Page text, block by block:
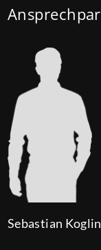
Heute liegt
Prozent
Sebastian Koglin